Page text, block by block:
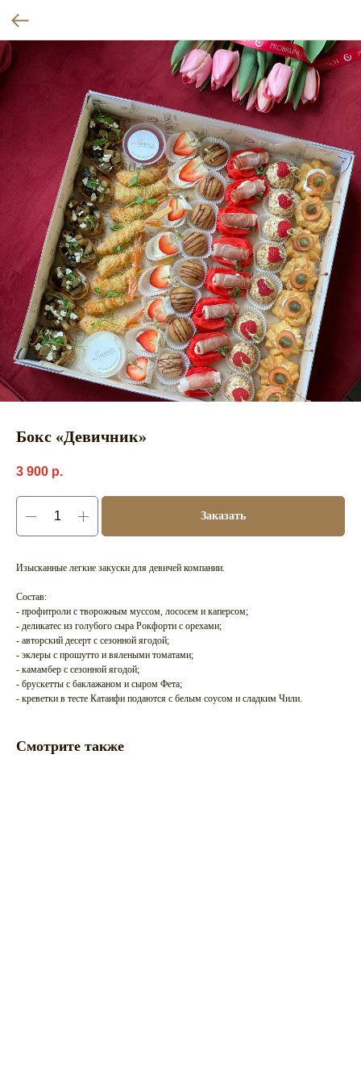
Бокс «Девичник»
3 900 р.
Заказать
Изысканные легкие закуски для девичей компании.
Состав:
- профитроли с творожным муссом, лососем и каперсом;
- деликатес из голубого сыра Рокфорти с орехами;
- авторский десерт с сезонной ягодой;
- эклеры с прошутто и вялеными томатами;
- камамбер с сезонной ягодой;
- брускетты с баклажаном и сыром Фета;
- креветки в тесте Катаифи подаются с белым соусом и сладким Чили.
Смотрите также